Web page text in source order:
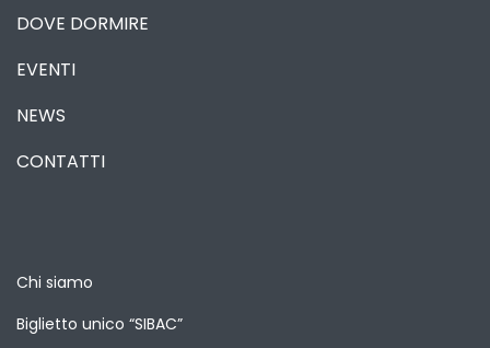
DOVE DORMIRE
EVENTI
NEWS
CONTATTI
Chi siamo
Biglietto unico “SIBAC”